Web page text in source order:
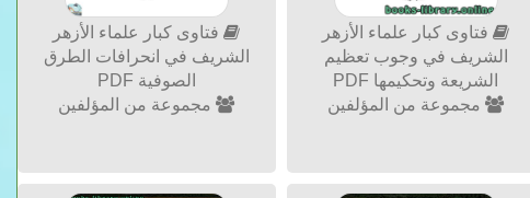
فتاوى كبار علماء الأزهر
الشريف في وجوب تعظيم
الشريعة وتحكيمها PDF
مجموعة من المؤلفين
فتاوى كبار علماء الأزهر
الشريف في انحرافات الطرق
الصوفية PDF
مجموعة من المؤلفين